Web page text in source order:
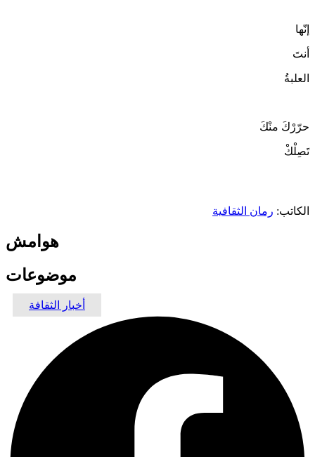
إنّها
أنتَ
العلبةُ
حرّرْكَ منْكَ
تَصِلْكْ
الكاتب: رمان الثقافية
هوامش
موضوعات
أخبار الثقافة